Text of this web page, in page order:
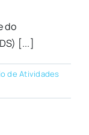
do
[...]
de Atividades